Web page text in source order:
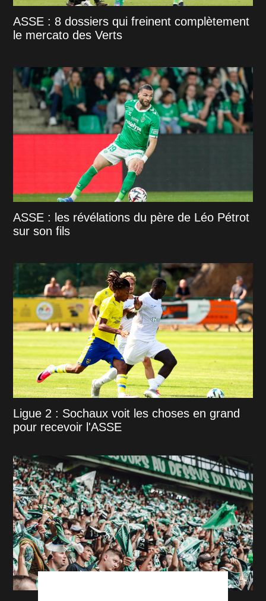
ASSE : 8 dossiers qui freinent complètement
le mercato des Verts
ASSE : les révélations du père de Léo Pétrot
sur son fils
Ligue 2 : Sochaux voit les choses en grand
pour recevoir l'ASSE